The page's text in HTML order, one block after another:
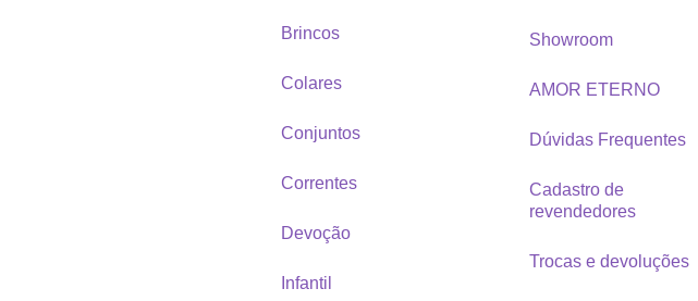
Brincos
Colares
Conjuntos
Correntes
Devoção
Infantil
Showroom
AMOR ETERNO
Dúvidas Frequentes
Cadastro de
revendedores
Trocas e devoluções